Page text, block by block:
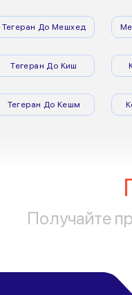
Тегеран До Мешхед
Тегеран До Киш
Тегеран До Кешм
Получайте